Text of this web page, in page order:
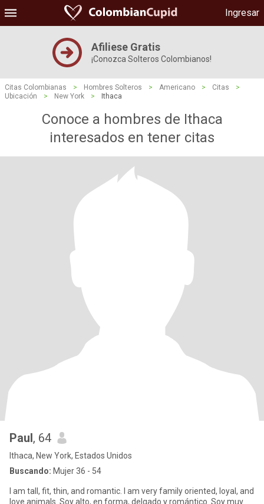
Ingresar
Afiliese Gratis
¡Conozca Solteros Colombianos!
Citas Colombianas > Hombres Solteros > Americano > Citas
>
Ubicación
> New York > Ithaca
Conoce a hombres de Ithaca
interesados ​​en tener citas
Paul, 64
Ithaca, New York, Estados Unidos
Buscando: Mujer 36 - 54
I am tall, fit, thin, and romantic. I am very family oriented, loyal, and
love animals. Soy alto, en forma, delgado y romántico. Soy muy